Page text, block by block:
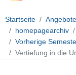
Startseite
homepagearchiv
Vorherige
Vertiefung in die